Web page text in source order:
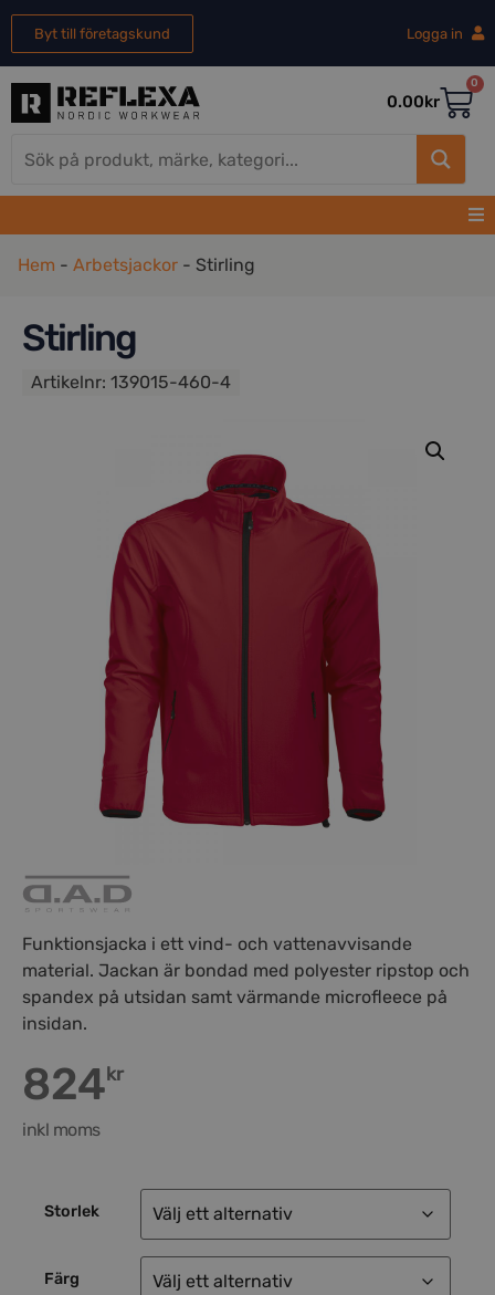
Byt till företagskund Logga in
0.00kr
0
Hem - Arbetsjackor - Stirling
Stirling
Artikelnr: 139015-460-4
Funktionsjacka i ett vind- och vattenavvisande
material. Jackan är bondad med polyester ripstop och
spandex på utsidan samt värmande microfleece på
insidan.
824kr
inkl moms
Storlek
Färg